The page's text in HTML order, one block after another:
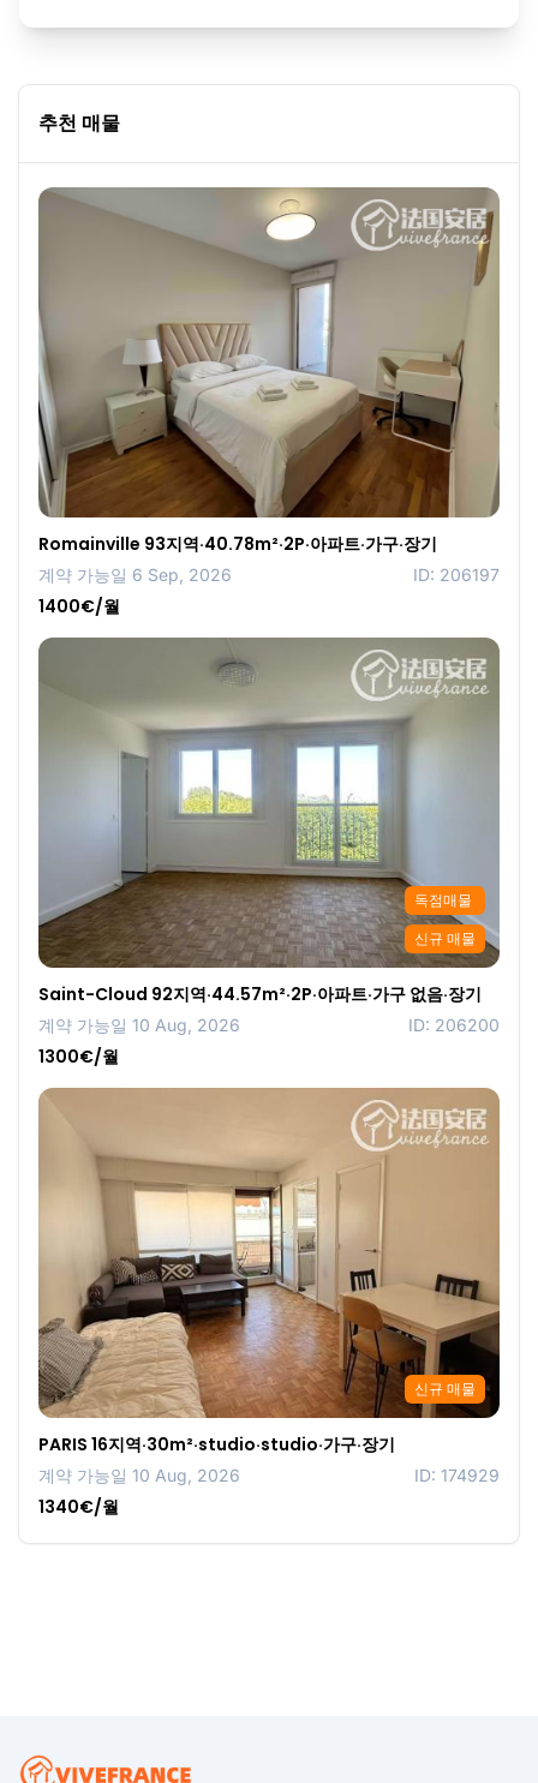
추천 매물
Romainville 93지역·40.78m²·2P·아파트·가구·장기
계약 가능일 6 Sep, 2026 ID: 206197
1400€/월
독점매물
신규 매물
Saint-Cloud 92지역·44.57m²·2P·아파트·가구 없음·장기
계약 가능일 10 Aug, 2026 ID: 206200
1300€/월
신규 매물
PARIS 16지역·30m²·studio·studio·가구·장기
계약 가능일 10 Aug, 2026 ID: 174929
1340€/월